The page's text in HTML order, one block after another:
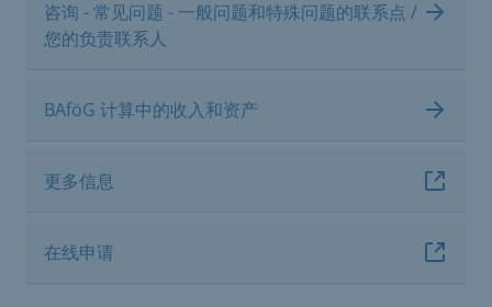
咨询 - 常见问题 - 一般问题和特殊问题的联系点 /
您的负责联系人
BAföG 计算中的收入和资产
更多信息
在线申请